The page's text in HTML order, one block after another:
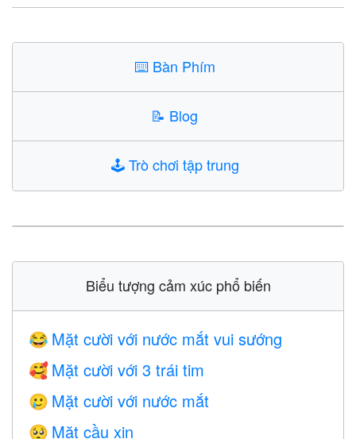
⌨️ Bàn Phím
📝 Blog
🕹️Trò chơi tập trung
Biểu tượng cảm xúc phổ biến
😂 Mặt cười với nước mắt vui sướng
🥰 Mặt cười với 3 trái tim
🥲 Mặt cười với nước mắt
🥺 Mặt cầu xin